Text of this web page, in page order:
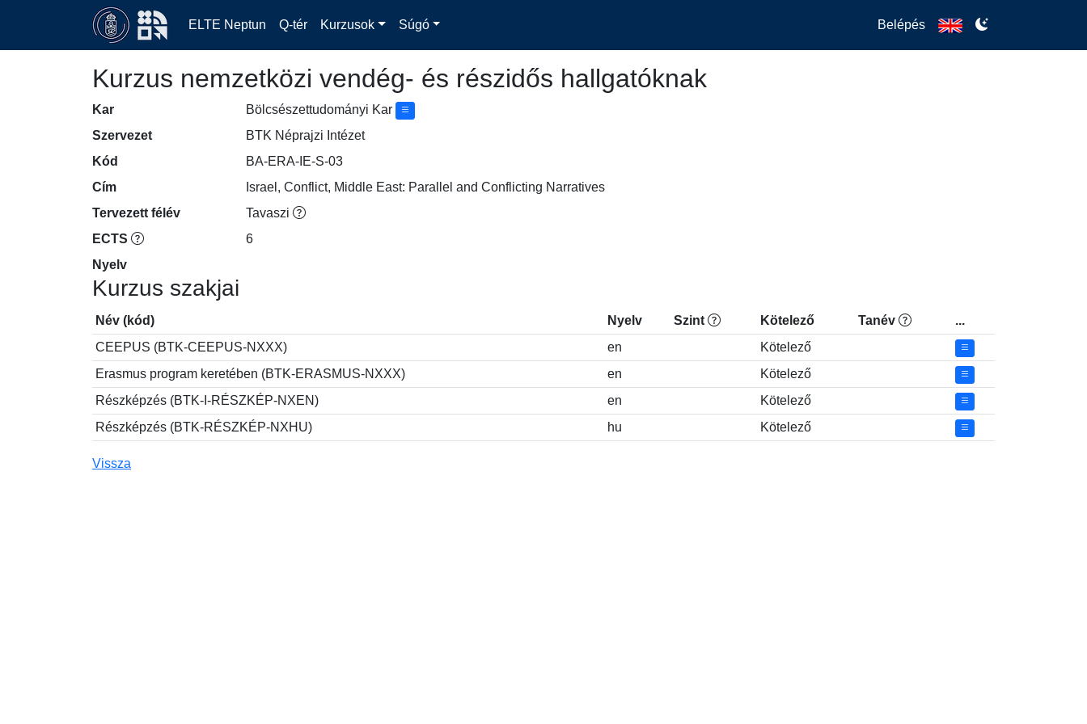
ELTE Neptun Q-tér Kurzusok Súgó Belépés
Kurzus nemzetközi vendég- és részidős hallgatóknak
Kar
Bölcsészettudományi Kar
Szervezet
BTK Néprajzi Intézet
Kód
BA-ERA-IE-S-03
Cím
Israel, Conflict, Middle East: Parallel and Conflicting Narratives
Tervezett félév
Tavaszi
ECTS
6
Nyelv
Kurzus szakjai
Név (kód) Nyelv Szint Kötelező Tanév
...
CEEPUS (BTK-CEEPUS-NXXX)
en
Kötelező
Erasmus program keretében (BTK-ERASMUS-NXXX)
en
Kötelező
Részképzés (BTK-I-RÉSZKÉP-NXEN)
en
Kötelező
Részképzés (BTK-RÉSZKÉP-NXHU)
hu Kötelező
Vissza